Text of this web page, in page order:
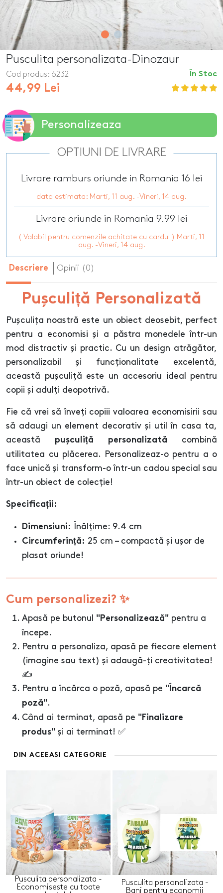
Pusculita personalizata-Dinozaur
În Stoc
Cod produs: 6232
44,99 Lei
Personalizeaza
OPTIUNI DE LIVRARE
Livrare ramburs oriunde in Romania 16 lei
data estimata: Marti, 11 aug. -Vineri, 14 aug.
Livrare oriunde in Romania 9.99 lei
( Valabil pentru comenzile achitate cu cardul ) Marti, 11
aug. -Vineri, 14 aug.
Descriere Opinii (0)
Pușculiță Personalizată
Pușculița noastră este un obiect deosebit, perfect
pentru a economisi și a păstra monedele într-un
mod distractiv și practic. Cu un design atrăgător,
personalizabil și funcționalitate excelentă,
această pușculiță este un accesoriu ideal pentru
copii și adulți deopotrivă.
Fie că vrei să înveți copiii valoarea economisirii sau
să adaugi un element decorativ și util în casa ta,
această pușculiță personalizată combină
utilitatea cu plăcerea. Personalizeaz-o pentru a o
face unică și transform-o într-un cadou special sau
într-un obiect de colecție!
Specificații:
Dimensiuni:
Înălțime: 9.4 cm
Circumferință: 25 cm – compactă și ușor de
plasat oriunde!
Cum personalizezi? ✨
Apasă pe butonul "Personalizează" pentru a
începe.
Pentru a personaliza, apasă pe fiecare element
(imagine sau text) și adaugă-ți creativitatea!
✍️
Pentru a încărca o poză, apasă pe "Încarcă
poză".
Când ai terminat, apasă pe "Finalizare
produs" și ai terminat! ✅
DIN ACEEASI CATEGORIE
Pusculita personalizata -
Economiseste cu toate
Pusculita personalizata -
Bani pentru economii